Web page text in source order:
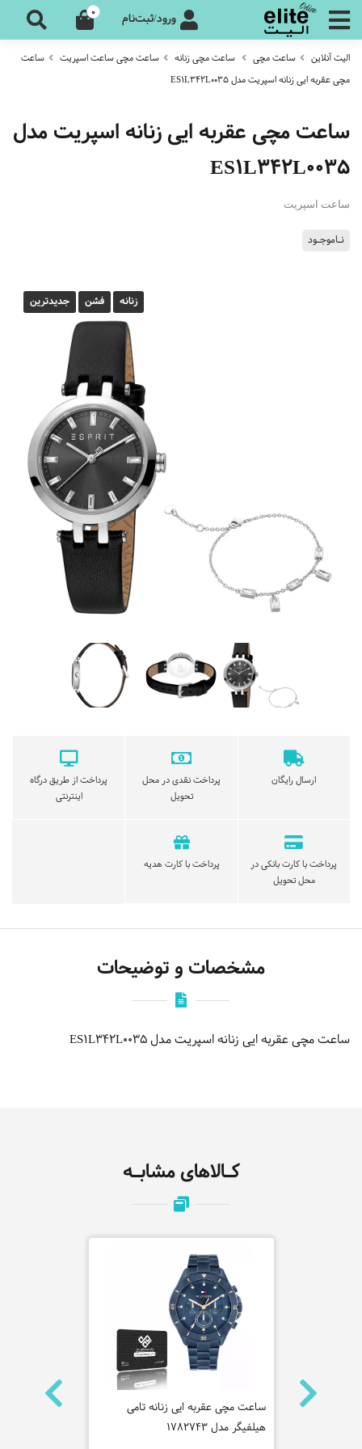
ورود/ثبت‌نام 0
الیت آنلاین ساعت مچی ساعت مچی زنانه ساعت مچی ساعت اسپریت
ساعت
مچی عقربه ایی زنانه اسپریت مدل ES1L342L0035
ساعت مچی عقربه ایی زنانه اسپریت مدل
ES1L342L0035
ساعت اسپریت
نـاموجـود
زنانه فشن جدیدترین
ارسال رایگان
پرداخت نقدی در محل
تحویل
پرداخت از طریق درگاه
اینترنتی
پرداخت با کارت بانکی در
محل تحویل
پرداخت با کارت هدیه
مشخصات و توضیحات
ساعت مچی عقربه ایی زنانه اسپریت مدل ES1L342L0035
کـالاهای مشابـه
ساعت مچی
ساعت مچی عقربه ایی زنانه تامی
هیلفیگر مدل 1782743